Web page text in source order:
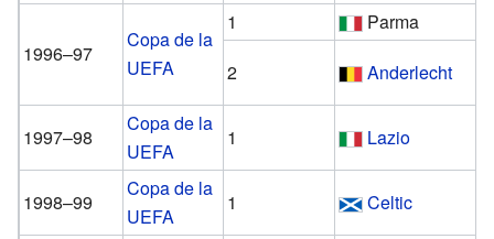
1996–97
Copa de la
UEFA
1
Parma
2
Anderlecht
1997–98
Copa de la
UEFA
1 Lazio
1998–99
Copa de la
UEFA
1 Celtic